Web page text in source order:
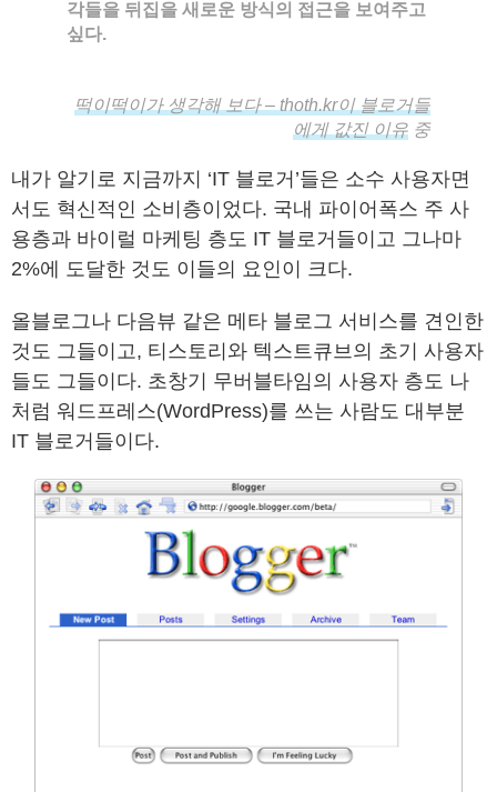
각들을 뒤집을 새로운 방식의 접근을 보여주고
싶다.
떡이떡이가 생각해 보다 – thoth.kr이 블로거들
에게 값진 이유 중
내가 알기로 지금까지 ‘IT 블로거’들은 소수 사용자면
서도 혁신적인 소비층이었다. 국내 파이어폭스 주 사
용층과 바이럴 마케팅 층도 IT 블로거들이고 그나마
2%에 도달한 것도 이들의 요인이 크다.
올블로그나 다음뷰 같은 메타 블로그 서비스를 견인한
것도 그들이고, 티스토리와 텍스트큐브의 초기 사용자
들도 그들이다. 초창기 무버블타임의 사용자 층도 나
처럼 워드프레스(WordPress)를 쓰는 사람도 대부분
IT 블로거들이다.